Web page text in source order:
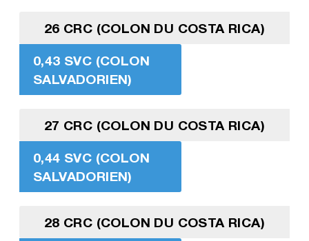
26 CRC (COLON DU COSTA RICA)
0,43 SVC (COLON
SALVADORIEN)
27 CRC (COLON DU COSTA RICA)
0,44 SVC (COLON
SALVADORIEN)
28 CRC (COLON DU COSTA RICA)